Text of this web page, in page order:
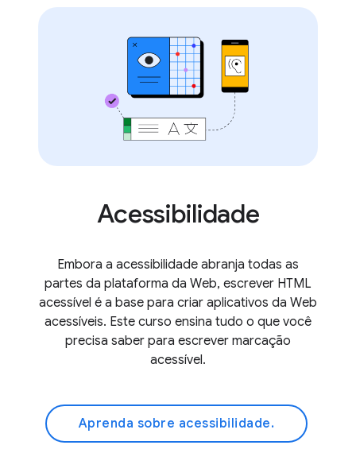
Acessibilidade
Embora a acessibilidade abranja todas as
partes da plataforma da Web, escrever HTML
acessível é a base para criar aplicativos da Web
acessíveis. Este curso ensina tudo o que você
precisa saber para escrever marcação
acessível.
Aprenda sobre acessibilidade.